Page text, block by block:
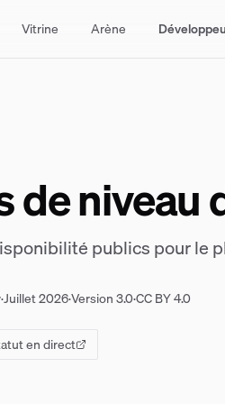
Vitrine Arène
de niveau
publics pour le
·Juillet 2026·Version3.0·CC BY 4.0
en direct